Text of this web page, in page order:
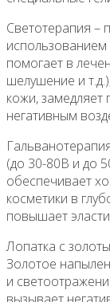
Светотерапия –
использованием
помогает в
шелушение и
кожи, замедляет
негативным
(до 30-80В и до
обеспечивает
косметики в
повышает
Лопатка с
Золотое
и